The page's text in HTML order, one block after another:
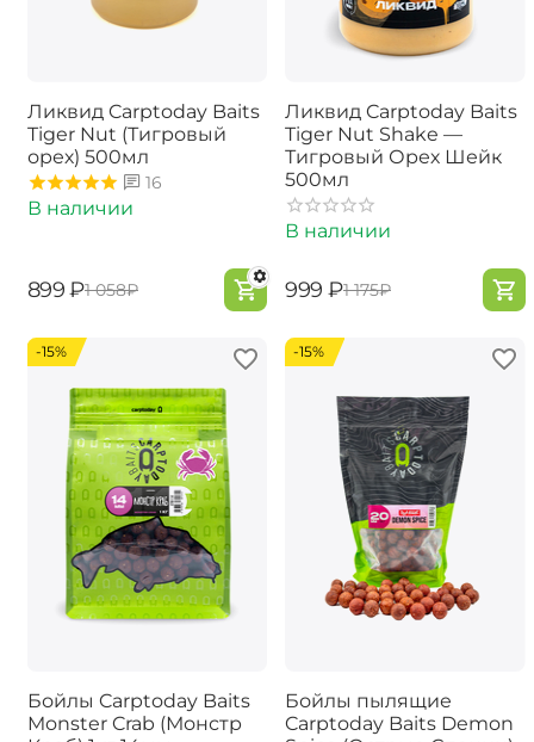
Ликвид Carptoday Baits
Tiger Nut (Тигровый
орех) 500мл
16
В наличии
‍899‍ ₽‍1 058‍₽
Ликвид Carptoday Baits
Tiger Nut Shake —
Тигровый Орех Шейк
500мл
В наличии
‍999‍ ₽‍1 175‍₽
-15%
Бойлы Carptoday Baits
Monster Crab (Монстр
-15%
Бойлы пылящие
Carptoday Baits Demon